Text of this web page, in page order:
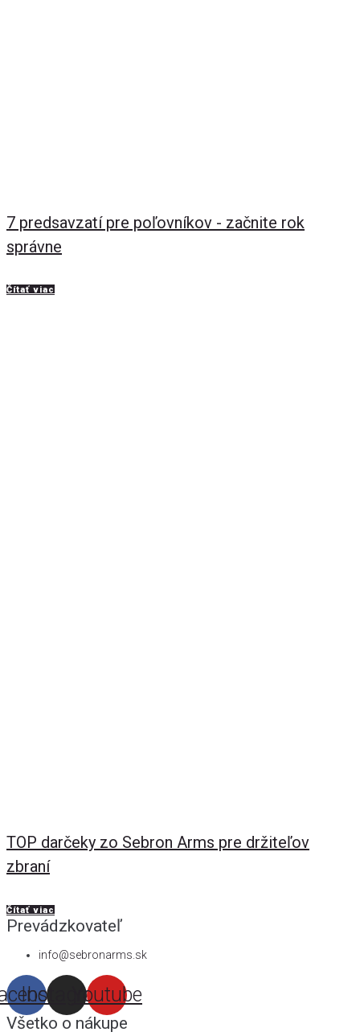
7 predsavzatí pre poľovníkov - začnite rok
správne
Čítať viac
TOP darčeky zo Sebron Arms pre držiteľov
zbraní
Čítať viac
Prevádzkovateľ
info@sebronarms.sk
InstagramYoutube
Všetko o nákupe